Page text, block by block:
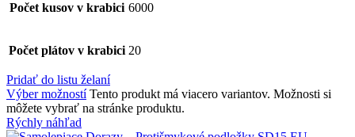
Počet kusov v krabici 6000
Počet plátov v krabici 20
Pridať do listu želaní
Výber možností Tento produkt má viacero variantov. Možnosti si
môžete vybrať na stránke produktu.
Rýchly náhľad